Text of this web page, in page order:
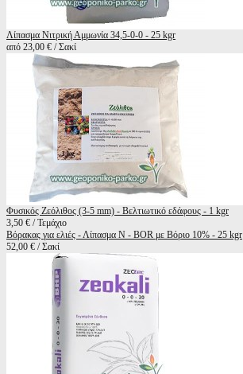
Λίπασμα Νιτρική Αμμωνία 34,5-0-0 - 25 kgr
από 23,00 € / Σακί
Φυσικός Ζεόλιθος (3-5 mm) - Βελτιωτικό εδάφους - 1 kgr
3,50 € / Τεμάχιο
Βόρακας για ελιές - Λίπασμα N - BOR με Βόριο 10% - 25 kgr
52,00 € / Σακί